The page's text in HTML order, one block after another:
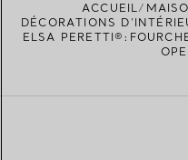
TROUVEZ LA BOUTIQUE LA
ACCUEIL
DÉCORATIONS
ELSA